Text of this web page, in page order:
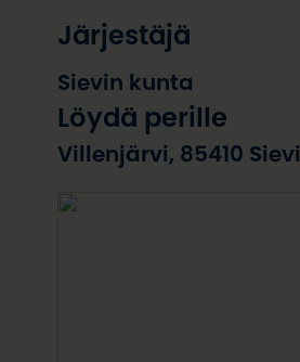
Järjestäjä
Sievin kunta
Löydä perille
Villenjärvi, 85410 Sievi